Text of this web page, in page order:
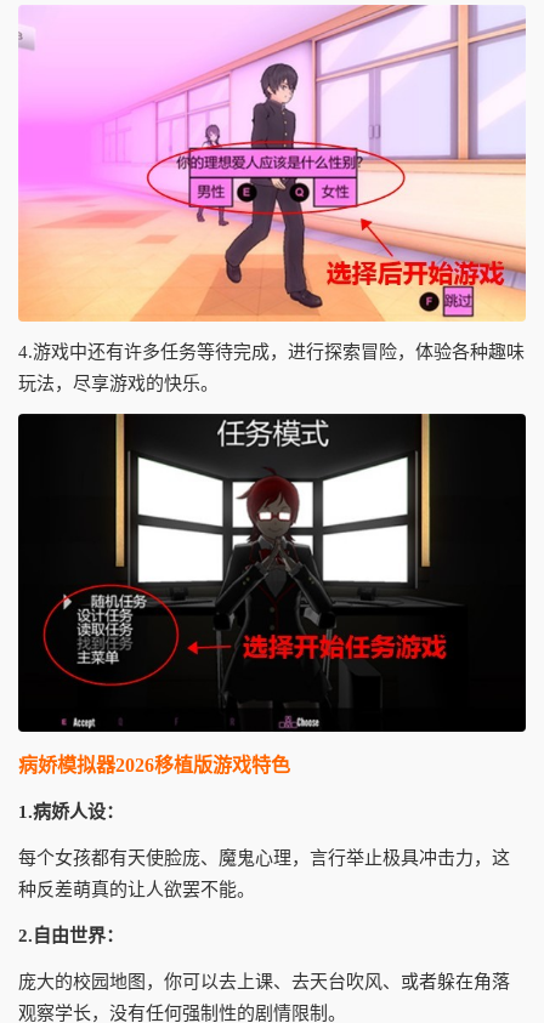
4.游戏中还有许多任务等待完成，进行探索冒险，体验各种趣味
玩法，尽享游戏的快乐。
病娇模拟器2026移植版游戏特色
1.病娇人设：
每个女孩都有天使脸庞、魔鬼心理，言行举止极具冲击力，这
种反差萌真的让人欲罢不能。
2.自由世界：
庞大的校园地图，你可以去上课、去天台吹风、或者躲在角落
观察学长，没有任何强制性的剧情限制。